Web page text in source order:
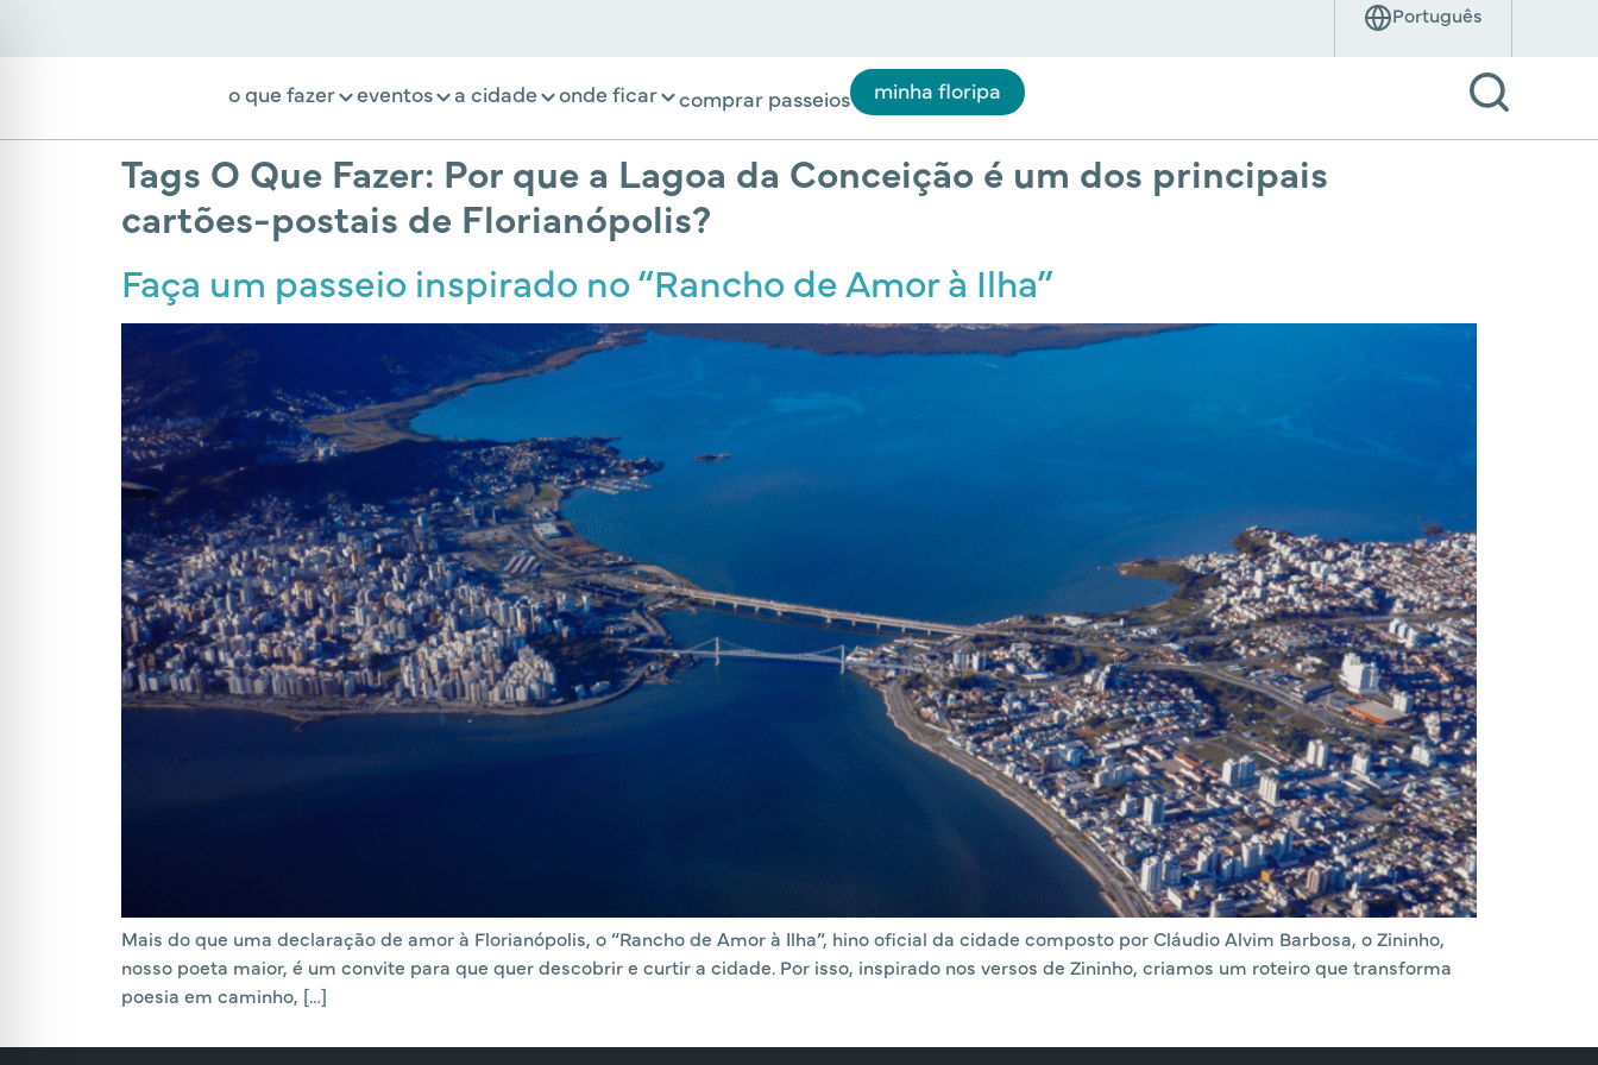
o que fazer eventos a cidade onde ficar comprar passeios minha floripa
Tags O Que Fazer: Por que a Lagoa da Conceição é um dos principais
cartões-postais de Florianópolis?
Faça um passeio inspirado no “Rancho de Amor à Ilha”
Mais do que uma declaração de amor à Florianópolis, o “Rancho de Amor à Ilha”, hino oficial da cidade composto por Cláudio Alvim Barbosa, o Zininho,
nosso poeta maior, é um convite para que quer descobrir e curtir a cidade. Por isso, inspirado nos versos de Zininho, criamos um roteiro que transforma
poesia em caminho, […]